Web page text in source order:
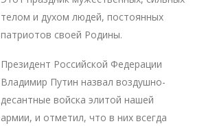
телом и духом людей, постоянных
патриотов своей Родины.
Президент Российской Федерации
Владимир Путин назвал воздушно-
десантные войска элитой нашей
армии, и отметил, что в них всегда